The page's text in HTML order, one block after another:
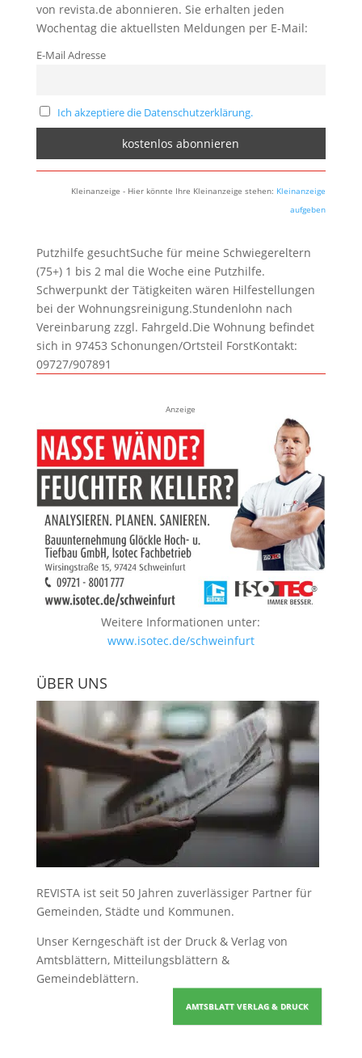
von revista.de abonnieren. Sie erhalten jeden
Wochentag die aktuellsten Meldungen per E-Mail:
E-Mail Adresse
Ich akzeptiere die Datenschutzerklärung.
Kleinanzeige - Hier könnte Ihre Kleinanzeige stehen: Kleinanzeige
aufgeben
Putzhilfe gesuchtSuche für meine Schwiegereltern
(75+) 1 bis 2 mal die Woche eine Putzhilfe.
Schwerpunkt der Tätigkeiten wären Hilfestellungen
bei der Wohnungsreinigung.Stundenlohn nach
Vereinbarung zzgl. Fahrgeld.Die Wohnung befindet
sich in 97453 Schonungen/Ortsteil ForstKontakt:
09727/907891
Anzeige
Weitere Informationen unter:
www.isotec.de/schweinfurt
ÜBER UNS
REVISTA ist seit 50 Jahren zuverlässiger Partner für
Gemeinden, Städte und Kommunen.
Unser Kerngeschäft ist der Druck & Verlag von
Amtsblättern, Mitteilungsblättern &
Gemeindeblättern.
AMTSBLATT VERLAG & DRUCK